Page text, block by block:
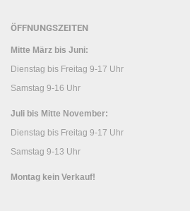
ÖFFNUNGSZEITEN
Mitte März bis Juni:
Dienstag bis Freitag 9-17 Uhr
Samstag 9-16 Uhr
Juli bis Mitte November:
Dienstag bis Freitag 9-17 Uhr
Samstag 9-13 Uhr
Montag kein Verkauf!